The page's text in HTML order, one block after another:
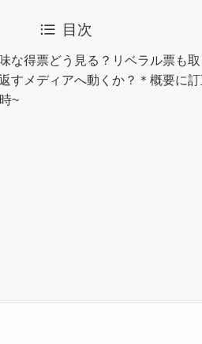
目次
な得票どう見る？リベラル票も
すメディアへ動くか？＊概要に
~